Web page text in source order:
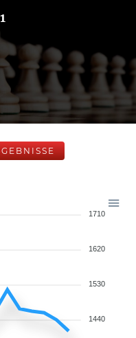
1710
1620
1530
1440